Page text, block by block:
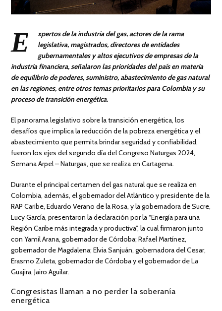
E
xpertos de la industria del gas, actores de la rama
legislativa, magistrados, directores de entidades
gubernamentales y altos ejecutivos de empresas de la
industria financiera, señalaron las prioridades del país en materia
de equilibrio de poderes, suministro, abastecimiento de gas natural
en las regiones, entre otros temas prioritarios para Colombia y su
proceso de transición energética.
El panorama legislativo sobre la transición energética, los
desafíos que implica la reducción de la pobreza energética y el
abastecimiento que permita brindar seguridad y confiabilidad,
fueron los ejes del segundo día del Congreso Naturgas 2024,
Semana Arpel – Naturgas, que se realiza en Cartagena.
Durante el principal certamen del gas natural que se realiza en
Colombia, además, el gobernador del Atlántico y presidente de la
RAP Caribe, Eduardo Verano de la Rosa, y la gobernadora de Sucre,
Lucy García, presentaron la declaración por la “Energía para una
Región Caribe más integrada y productiva”, la cual firmaron junto
con Yamil Arana, gobernador de Córdoba; Rafael Martínez,
gobernador de Magdalena; Elvia Sanjuán, gobernadora del Cesar,
Erasmo Zuleta, gobernador de Córdoba y el gobernador de La
Guajira, Jairo Aguilar.
Congresistas llaman a no perder la soberanía
energética